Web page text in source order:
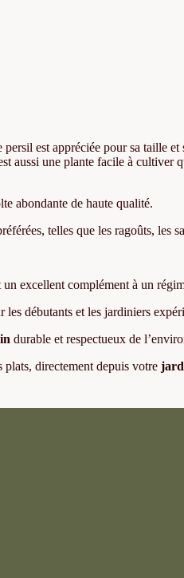
est appréciée pour sa taille
aussi une plante facile à cultiver
abondante de haute qualité.
telles que les ragoûts, les
excellent complément à un
débutants et les jardiniers
durable et respectueux de
plats, directement depuis votre